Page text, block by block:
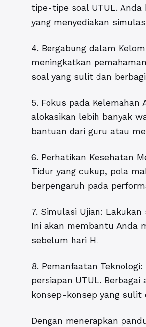
tipe-tipe soal UTUL.
yang menyediakan
4. Bergabung dalam
meningkatkan
soal yang sulit dan
5. Fokus pada
alokasikan lebih banyak
bantuan dari guru atau
6. Perhatikan Kesehatan
Tidur yang cukup, pola
berpengaruh pada
7. Simulasi Ujian:
Ini akan membantu Anda
sebelum hari H.
8. Pemanfaatan
persiapan UTUL.
konsep-konsep yang sulit
Dengan menerapkan